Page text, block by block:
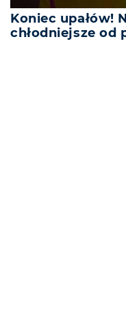
Koniec upałów!
chłodniejsze od